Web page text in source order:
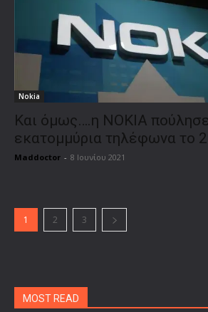
Nokia
Και όμως….η NOKIA
εκατομμύρια τηλέφωνα το
Maddoctor - 8 Ιουνίου 2021
1 2 3
MOST READ